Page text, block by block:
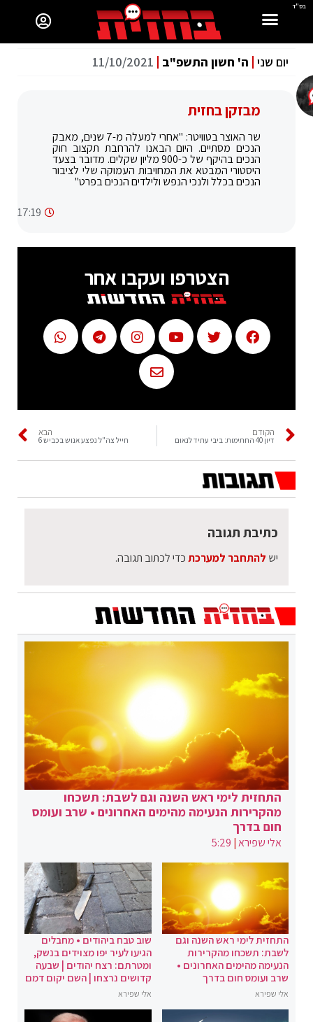
בס"ד
יום שני ה' חשון התשפ"ב 11/10/2021
מבזקן בחזית
שר האוצר בטוויטר: "אחרי למעלה מ-7 שנים, מאבק
הנכים מסתיים. היום הבאנו להרחבת תקצוב חוק
הנכים בהיקף של כ-900 מליון שקלים. מדובר בצעד
היסטורי המבטא את המחויבות העמוקה שלי לציבור
הנכים בכלל ולנכי הנפש ולילדים הנכים בפרט"
17:19
הצטרפו ועקבו אחר
הקודם
דיון 40 החתימות: ביבי עתיד לנאום
הבא
חייל צה"ל נפצע אנוש בכביש 6
כתיבת תגובה
יש להתחבר למערכתכדי לכתוב תגובה.
התחזית לימי ראש השנה וגם לשבת: תשכחו
מהקרירות הנעימה מהימים האחרונים • שרב ועומס
חום בדרך
אלי שפירא|
5:29
התחזית לימי ראש השנה וגם
לשבת: תשכחו מהקרירות
הנעימה מהימים האחרונים •
שרב ועומס חום בדרך
אלי שפירא
שוב טבח ביהודים • מחבלים
הגיעו לעיר יפו מצוידים בנשק,
ומטרתם: רצח יהודים | שבעה
קדושים נרצחו | השם יקום דמם
אלי שפירא